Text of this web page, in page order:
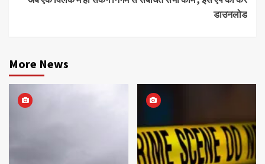
डाउनलोड
More News